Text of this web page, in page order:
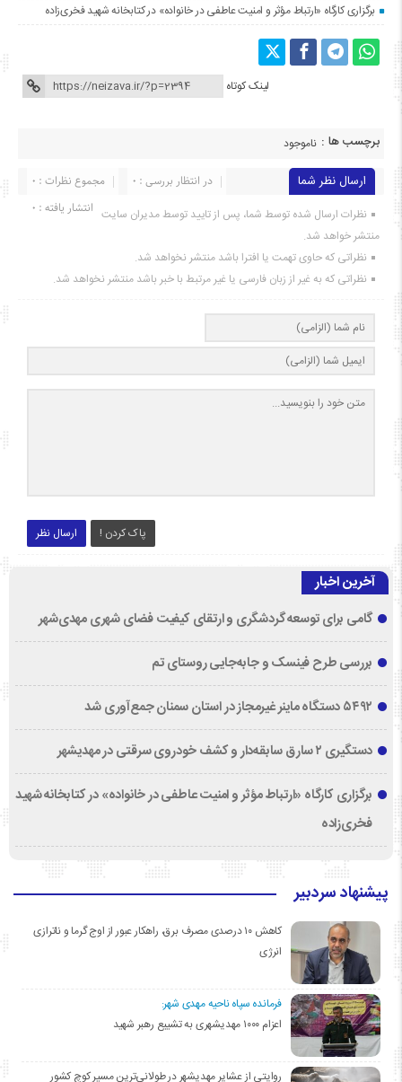
برگزاری کارگاه «ارتباط مؤثر و امنیت عاطفی در خانواده» در کتابخانه شهید فخری‌زاده
لینک کوتاه
برچسب ها : ناموجود
ارسال نظر شما مجموع نظرات : 0
در انتظار بررسی : 0
انتشار یافته : ۰ نظرات ارسال شده توسط شما، پس از تایید توسط مدیران سایت
منتشر خواهد شد.
نظراتی که حاوی تهمت یا افترا باشد منتشر نخواهد شد.
نظراتی که به غیر از زبان فارسی یا غیر مرتبط با خبر باشد منتشر نخواهد شد.
ارسال نظر پاک کردن !
آخرین اخبار
گامی برای توسعه گردشگری و ارتقای کیفیت فضای شهری مهدی‌شهر
بررسی طرح فینسک و جابه‌جایی روستای تم
۵۴۹۲ دستگاه ماینر غیرمجاز در استان سمنان جمع‌آوری شد
دستگیری ۲ سارق سابقه‌دار و کشف خودروی سرقتی در مهدیشهر
برگزاری کارگاه «ارتباط مؤثر و امنیت عاطفی در خانواده» در کتابخانه شهید
فخری‌زاده
پیشنهاد سردبیر
کاهش ۱۰ درصدی مصرف برق، راهکار عبور از اوج گرما و ناترازی
انرژی
فرمانده سپاه ناحیه مهدی شهر:
اعزام ۱۰۰۰ مهدیشهری به تشییع رهبر شهید
روایتی از عشایر مهدیشهر در طولانی‌ترین مسیر کوچ کشور